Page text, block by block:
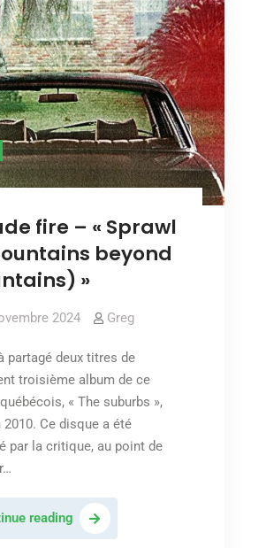
fire – « Sprawl
beyond
»
2024 Greg
partagé deux titres de
troisième album de ce
« The suburbs »,
Ce disque a été
par la critique, au point de
readingArcade
fire